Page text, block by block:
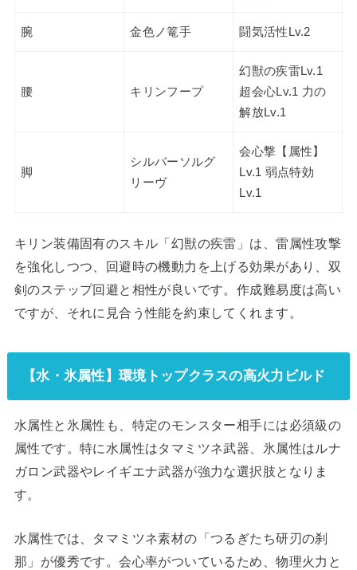
腕 金色ノ篭手 闘気活性Lv.2
腰 キリンフープ
幻獣の疾雷Lv.1
超会心Lv.1 力の
解放Lv.1
脚
シルバーソルグ
リーヴ
会心撃【属性】
Lv.1 弱点特効
Lv.1
キリン装備固有のスキル「幻獣の疾雷」は、雷属性攻撃
を強化しつつ、回避時の機動力を上げる効果があり、双
剣のステップ回避と相性が良いです。作成難易度は高い
ですが、それに見合う性能を約束してくれます。
【水・氷属性】環境トップクラスの高火力ビルド
水属性と氷属性も、特定のモンスター相手には必須級の
属性です。特に水属性はタマミツネ武器、氷属性はルナ
ガロン武器やレイギエナ武器が強力な選択肢となりま
す。
水属性では、タマミツネ素材の「つるぎたち研刃の刹
那」が優秀です。会心率がついているため、物理火力と